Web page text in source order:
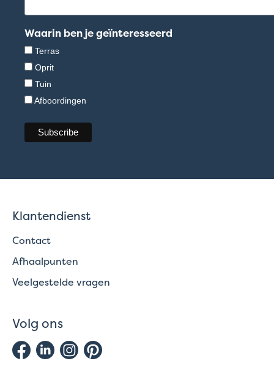
Waarin ben je geïnteresseerd
Terras
Oprit
Tuin
Afboordingen
Klantendienst
Contact
Afhaalpunten
Veelgestelde vragen
Volg ons